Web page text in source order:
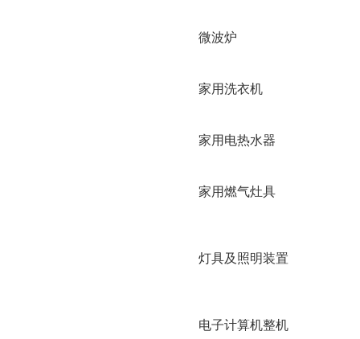
微波炉
家用洗衣机
家用电热水器
家用燃气灶具
灯具及照明装置
电子计算机整机